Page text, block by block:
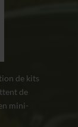
de kits
de
mini-